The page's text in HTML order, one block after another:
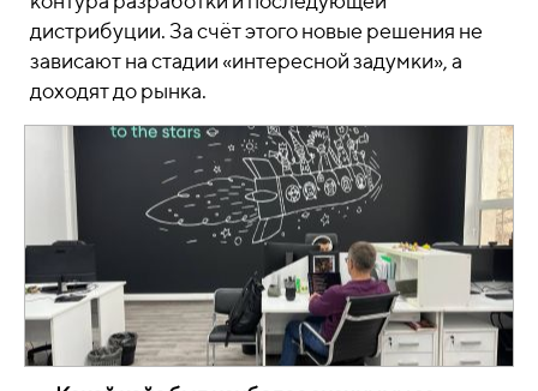
дистрибуции. За счёт этого новые решения не
зависают на стадии «интересной задумки», а
доходят до рынка.